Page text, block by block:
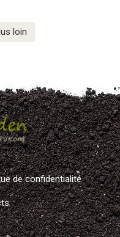
loin
de confidentialité